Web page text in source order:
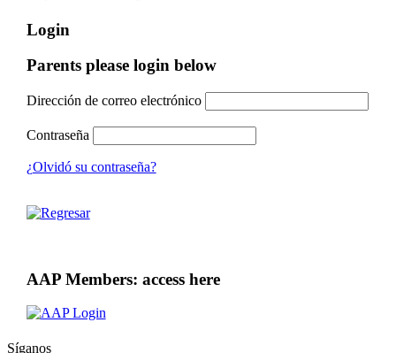
Login
Parents please login below
Dirección de correo electrónico
Contraseña
¿Olvidó su contraseña?
AAP Members: access here
Síganos